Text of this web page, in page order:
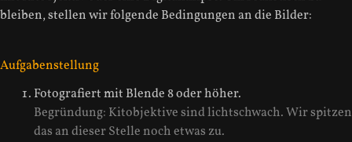
bleiben, stellen wir folgende Bedingungen an die Bilder:
Aufgabenstellung
Fotografiert mit Blende 8 oder höher.
Begründung: Kitobjektive sind lichtschwach. Wir spitzen
das an dieser Stelle noch etwas zu.